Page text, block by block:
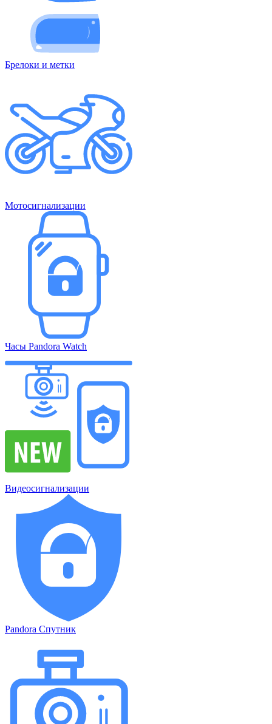
Брелоки и метки
Мотосигнализации
Часы Pandora Watch
Видеосигнализации
Pandora Спутник